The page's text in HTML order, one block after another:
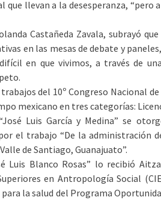
llevan a la desesperanza,
Castañeda Zavala, subrayó
en las mesas de debate y
en que vivimos, a través de
del 10º Congreso Nacional
mexicano en tres categorías:
Luis García y Medina” se
el trabajo “De la administración
de Santiago, Guanajuato”.
Luis Blanco Rosas” lo recibió
en Antropología Social
la salud del Programa